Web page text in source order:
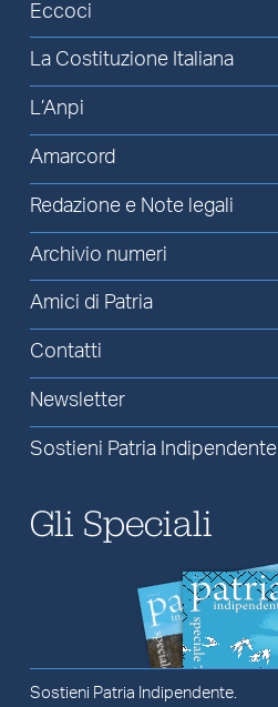
Eccoci
La Costituzione Italiana
L’Anpi
Amarcord
Redazione e Note legali
Archivio numeri
Amici di Patria
Contatti
Newsletter
Sostieni Patria Indipendente
Gli Speciali
Sostieni Patria Indipendente.